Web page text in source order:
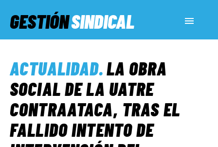
GESTIÓNSINDICAL
SERVICIOS SOCIALES
INFORMES ESPECIALES
ACTUALIDAD.LA OBRA
SOCIAL DE LA UATRE
CONTRAATACA, TRAS EL
FALLIDO INTENTO DE